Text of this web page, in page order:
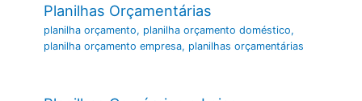
Planilhas Orçamentárias
planilha orçamento, planilha orçamento doméstico,
planilha orçamento empresa, planilhas orçamentárias